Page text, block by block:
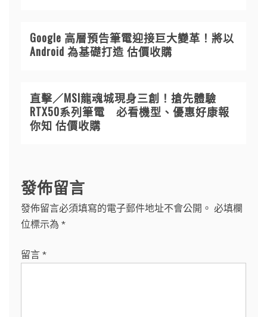
Google 高層預告筆電迎接巨大變革！將以
Android 為基礎打造 估價收購
直擊／MSI龍魂城現身三創！搶先體驗
RTX50系列筆電 必看機型、優惠好康報
你知 估價收購
發佈留言
發佈留言必須填寫的電子郵件地址不會公開。 必填欄
位標示為 *
留言 *